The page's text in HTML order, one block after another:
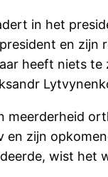
in het
en zijn
heeft niets te
meerderheid
zijn
wist het